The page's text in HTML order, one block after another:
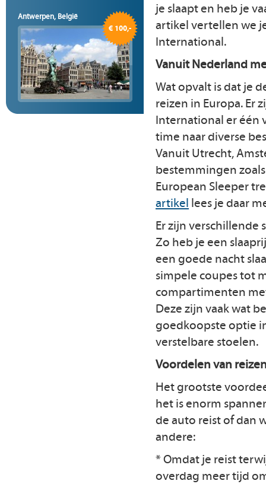
Antwerpen, België
€ 100,-
je slaapt en heb je
artikel vertellen we
International.
Vanuit Nederland
Wat opvalt is dat je
reizen in Europa. Er
International er één
time naar diverse
Vanuit Utrecht,
bestemmingen
European Sleeper
artikel lees je daar
Er zijn
Zo heb je een
een goede nacht
simpele coupes tot
compartimenten
Deze zijn vaak wat
goedkoopste optie
verstelbare stoelen.
Voordelen van
Het grootste
het is enorm
de auto reist of dan
andere:
* Omdat je reist
overdag meer tijd